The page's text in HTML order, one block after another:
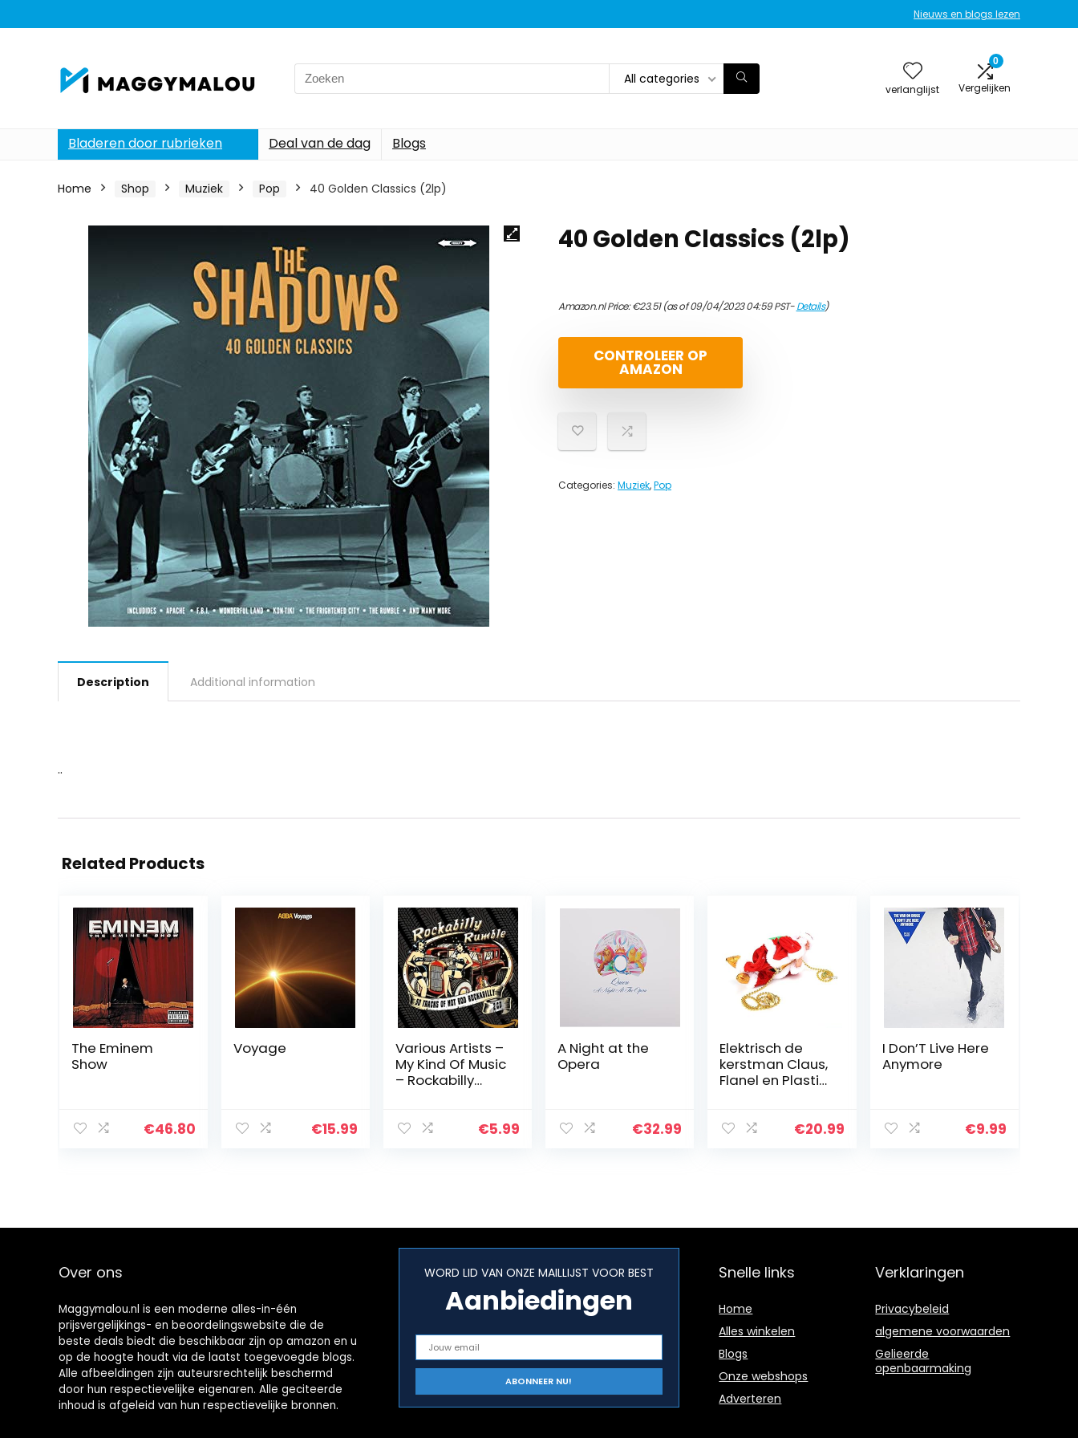
Nieuws en blogs lezen
Search
for:
All categories
verlanglijst
0
Vergelijken
Bladeren door rubrieken Deal van de dag Blogs
Home Shop Muziek Pop 40 Golden Classics (2lp)
40 Golden Classics (2lp)
Amazon.nl Price:€23.51(as of 09/04/2023 04:59 PST-Details)
CONTROLEER OP
AMAZON
Categories: Muziek,Pop
Description Additional information
..
Related Products
The Eminem
Show
€46.80
Voyage
€15.99
Various Artists –
My Kind Of Music
– Rockabilly
€5.99
A Night at the
Opera
€32.99
Elektrisch de
kerstman Claus,
Flanel en Plastic
Ontwerp voor
€20.99
I Don’T Live Here
Anymore
€9.99
Over ons
Maggymalou.nl is een moderne alles-in-één
prijsvergelijkings- en beoordelingswebsite die de
beste deals biedt die beschikbaar zijn op amazon en u
op de hoogte houdt via de laatst toegevoegde blogs.
Alle afbeeldingen zijn auteursrechtelijk beschermd
door hun respectievelijke eigenaren. Alle geciteerde
inhoud is afgeleid van hun respectievelijke bronnen.
WORD LID VAN ONZE MAILLIJST VOOR BEST
Aanbiedingen
Snelle links
Home
Alles winkelen
Blogs
Onze webshops
Adverteren
Verklaringen
Privacybeleid
algemene voorwaarden
Gelieerde
openbaarmaking